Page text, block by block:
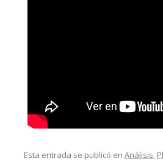
Esta entrada se publicó enAnálisis,